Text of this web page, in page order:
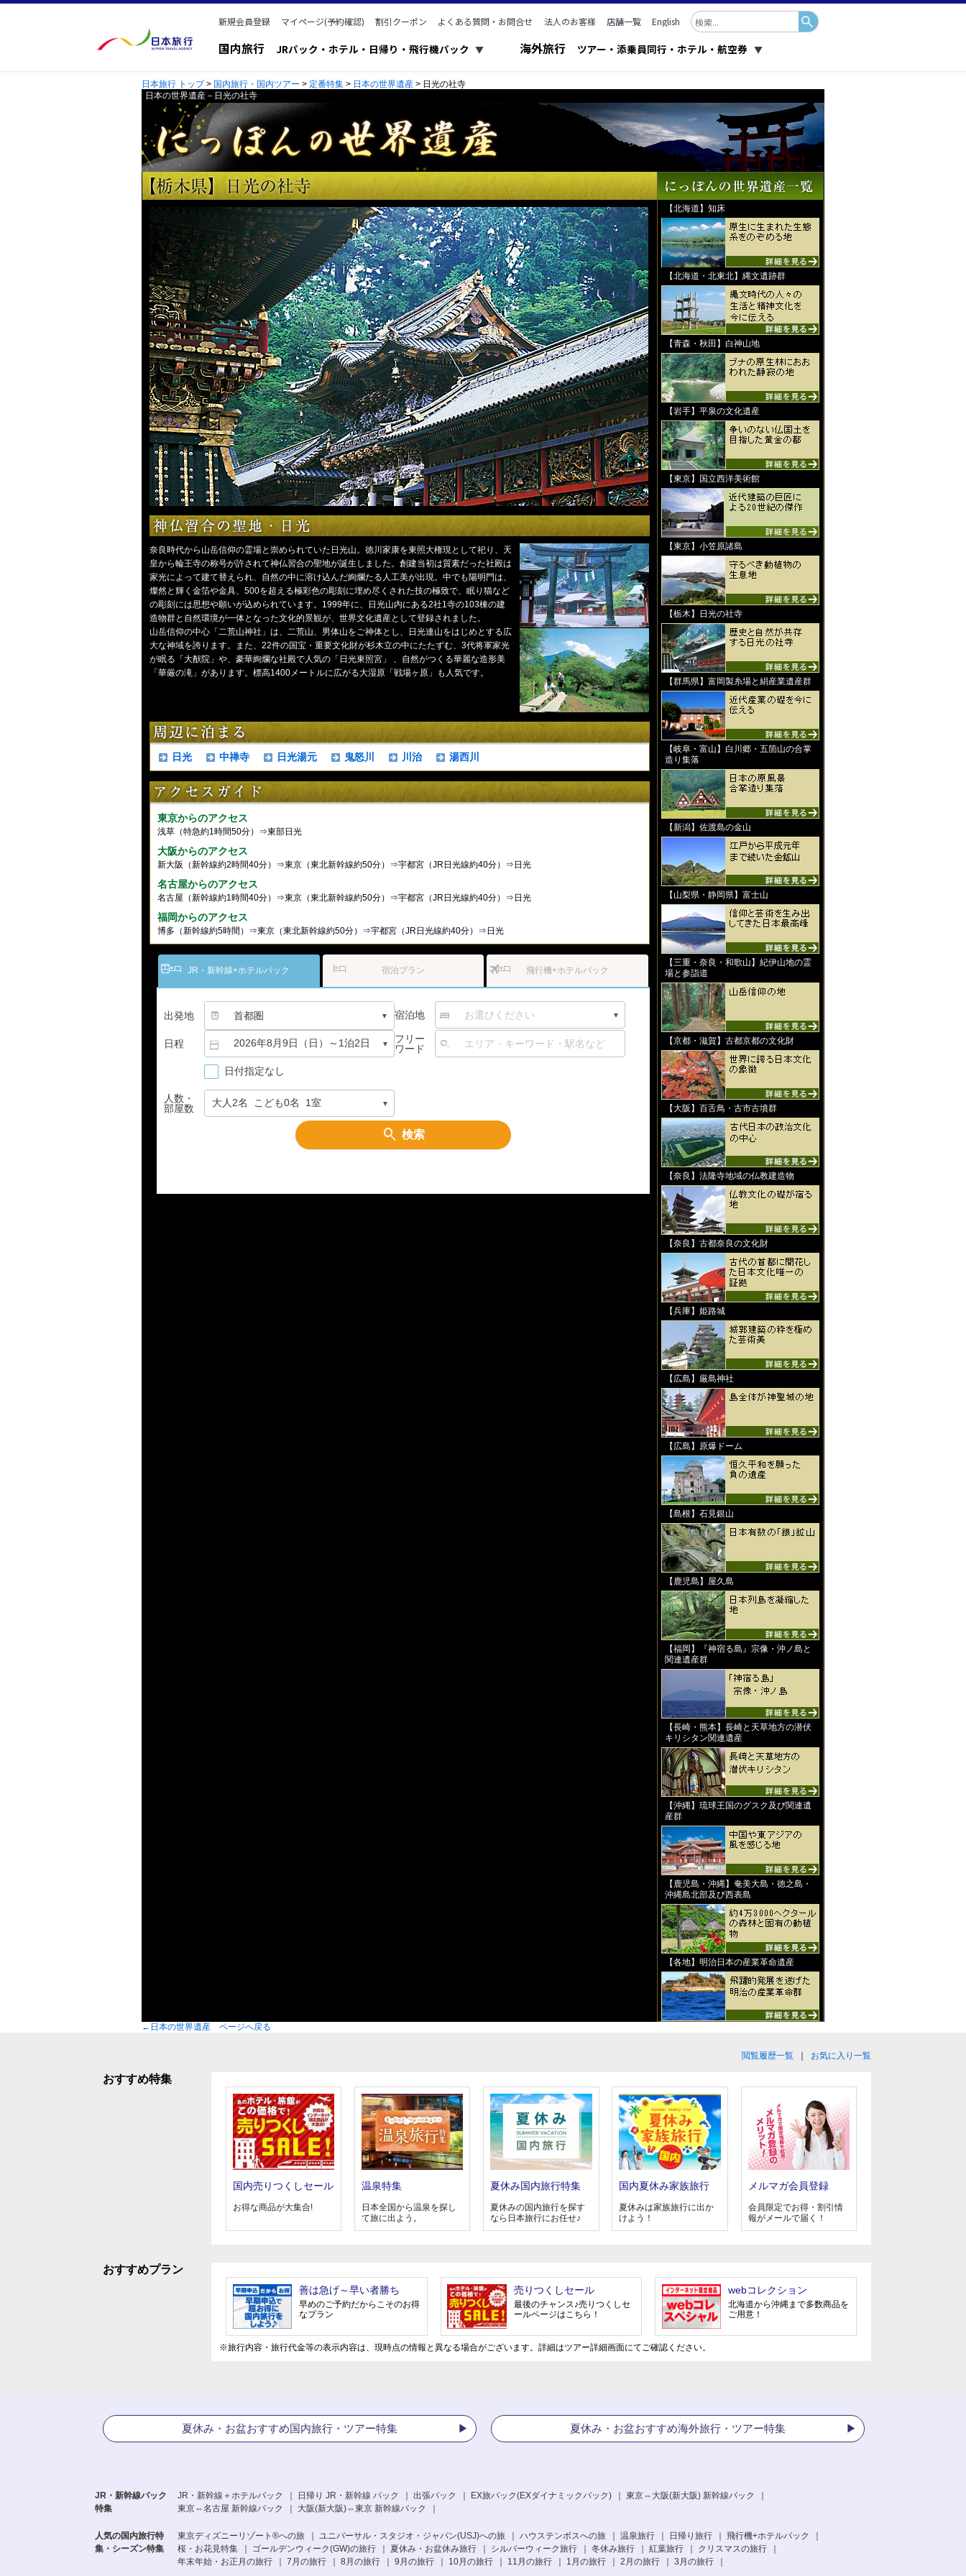
新規会員登録 マイページ(予約確認) 割引クーポン よくある質問・お問合せ 法人のお客様 店舗一覧 English
国内旅行 JRパック・ホテル・日帰り・飛行機パック ▼ 海外旅行 ツアー・添乗員同行・ホテル・航空券 ▼
日本旅行 トップ> 国内旅行・国内ツアー > 定番特集 > 日本の世界遺産 > 日光の社寺
日本の世界遺産－日光の社寺
奈良時代から山岳信仰の霊場と崇められていた日光山。徳川家康を東照大権現として祀り、天
皇から輪王寺の称号が許されて神仏習合の聖地が誕生しました。創建当初は質素だった社殿は
家光によって建て替えられ、自然の中に溶け込んだ絢爛たる人工美が出現。中でも陽明門は、
燦然と輝く金箔や金具、500を超える極彩色の彫刻に埋め尽くされた技の極致で、眠り猫など
の彫刻には思想や願いが込められています。1999年に、日光山内にある2社1寺の103棟の建
造物群と自然環境が一体となった文化的景観が、世界文化遺産として登録されました。
山岳信仰の中心「二荒山神社」は、二荒山、男体山をご神体とし、日光連山をはじめとする広
大な神域を誇ります。また、22件の国宝・重要文化財が杉木立の中にたたずむ、3代将軍家光
が眠る「大猷院」や、豪華絢爛な社殿で人気の「日光東照宮」 、自然がつくる華麗な造形美
「華厳の滝」があります。標高1400メートルに広がる大湿原「戦場ヶ原」も人気です。
日光 中禅寺 日光湯元 鬼怒川 川治 湯西川
東京からのアクセス
浅草（特急約1時間50分）⇒東部日光
大阪からのアクセス
新大阪（新幹線約2時間40分）⇒東京（東北新幹線約50分）⇒宇都宮（JR日光線約40分）⇒日光
名古屋からのアクセス
名古屋（新幹線約1時間40分）⇒東京（東北新幹線約50分）⇒宇都宮（JR日光線約40分）⇒日光
福岡からのアクセス
博多（新幹線約5時間）⇒東京（東北新幹線約50分）⇒宇都宮（JR日光線約40分）⇒日光
JR・新幹線+ホテルパック 宿泊プラン 飛行機+ホテルパック
出発地 宿泊地
フリー
ワード
日程
日付指定なし
人数・
部屋数
検索
【北海道】知床
【北海道・北東北】縄文遺跡群
【青森・秋田】白神山地
【岩手】平泉の文化遺産
【東京】国立西洋美術館
【東京】小笠原諸島
【栃木】日光の社寺
【群馬県】富岡製糸場と絹産業遺産群
【岐阜・富山】白川郷・五箇山の合掌
造り集落
【新潟】佐渡島の金山
【山梨県・静岡県】富士山
【三重・奈良・和歌山】紀伊山地の霊
場と参詣道
【京都・滋賀】古都京都の文化財
【大阪】百舌鳥・古市古墳群
【奈良】法隆寺地域の仏教建造物
【奈良】古都奈良の文化財
【兵庫】姫路城
【広島】厳島神社
【広島】原爆ドーム
【島根】石見銀山
【鹿児島】屋久島
【福岡】『神宿る島』宗像・沖ノ島と
関連遺産群
【長崎・熊本】長崎と天草地方の潜伏
キリシタン関連遺産
【沖縄】琉球王国のグスク及び関連遺
産群
【鹿児島・沖縄】奄美大島・徳之島・
沖縄島北部及び西表島
【各地】明治日本の産業革命遺産
←日本の世界遺産 ページへ戻る
閲覧履歴一覧 お気に入り一覧
おすすめ特集
国内売りつくしセール
お得な商品が大集合!
温泉特集
日本全国から温泉を探し
て旅に出よう。
夏休み国内旅行特集
夏休みの国内旅行を探す
なら日本旅行にお任せ♪
国内夏休み家族旅行
夏休みは家族旅行に出か
けよう！
メルマガ会員登録
会員限定でお得・割引情
報がメールで届く！
おすすめプラン
善は急げ～早い者勝ち
早めのご予約だからこそのお得
なプラン
売りつくしセール
最後のチャンス♪売りつくしセ
ールページはこちら！
webコレクション
北海道から沖縄まで多数商品を
ご用意！
※旅行内容・旅行代金等の表示内容は、現時点の情報と異なる場合がございます。詳細はツアー詳細画面にてご確認ください。
夏休み・お盆おすすめ国内旅行・ツアー特集 夏休み・お盆おすすめ海外旅行・ツアー特集
JR・新幹線パック
特集
JR・新幹線＋ホテルパック 日帰り JR・新幹線 パック 出張パック EX旅パック(EXダイナミックパック)
東京⇔大阪(新大阪) 新幹線パック
東京⇔名古屋 新幹線パック
大阪(新大阪)⇔東京 新幹線パック
人気の国内旅行特
集・シーズン特集
東京ディズニーリゾート®への旅 ユニバーサル・スタジオ・ジャパン(USJ)への旅 ハウステンボスへの旅 温泉旅行 日帰り旅行
飛行機+ホテルパック
桜・お花見特集
ゴールデンウィーク(GW)の旅行 夏休み・お盆休み旅行 シルバーウィーク旅行 冬休み旅行 紅葉旅行
クリスマスの旅行
年末年始・お正月の旅行
7月の旅行 8月の旅行 9月の旅行 10月の旅行 11月の旅行 1月の旅行 2月の旅行 3月の旅行